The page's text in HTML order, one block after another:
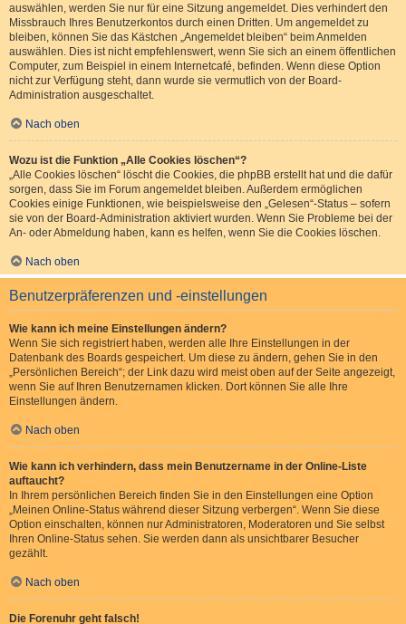
auswählen, werden Sie nur für eine Sitzung angemeldet. Dies verhindert den
Missbrauch Ihres Benutzerkontos durch einen Dritten. Um angemeldet zu
bleiben, können Sie das Kästchen „Angemeldet bleiben“ beim Anmelden
auswählen. Dies ist nicht empfehlenswert, wenn Sie sich an einem öffentlichen
Computer, zum Beispiel in einem Internetcafé, befinden. Wenn diese Option
nicht zur Verfügung steht, dann wurde sie vermutlich von der Board-
Administration ausgeschaltet.
Nach oben
Wozu ist die Funktion „Alle Cookies löschen“?
„Alle Cookies löschen“ löscht die Cookies, die phpBB erstellt hat und die dafür
sorgen, dass Sie im Forum angemeldet bleiben. Außerdem ermöglichen
Cookies einige Funktionen, wie beispielsweise den „Gelesen“-Status – sofern
sie von der Board-Administration aktiviert wurden. Wenn Sie Probleme bei der
An- oder Abmeldung haben, kann es helfen, wenn Sie die Cookies löschen.
Nach oben
Benutzerpräferenzen und -einstellungen
Wie kann ich meine Einstellungen ändern?
Wenn Sie sich registriert haben, werden alle Ihre Einstellungen in der
Datenbank des Boards gespeichert. Um diese zu ändern, gehen Sie in den
„Persönlichen Bereich“; der Link dazu wird meist oben auf der Seite angezeigt,
wenn Sie auf Ihren Benutzernamen klicken. Dort können Sie alle Ihre
Einstellungen ändern.
Nach oben
Wie kann ich verhindern, dass mein Benutzername in der Online-Liste
auftaucht?
In Ihrem persönlichen Bereich finden Sie in den Einstellungen eine Option
„Meinen Online-Status während dieser Sitzung verbergen“. Wenn Sie diese
Option einschalten, können nur Administratoren, Moderatoren und Sie selbst
Ihren Online-Status sehen. Sie werden dann als unsichtbarer Besucher
gezählt.
Nach oben
Die Forenuhr geht falsch!